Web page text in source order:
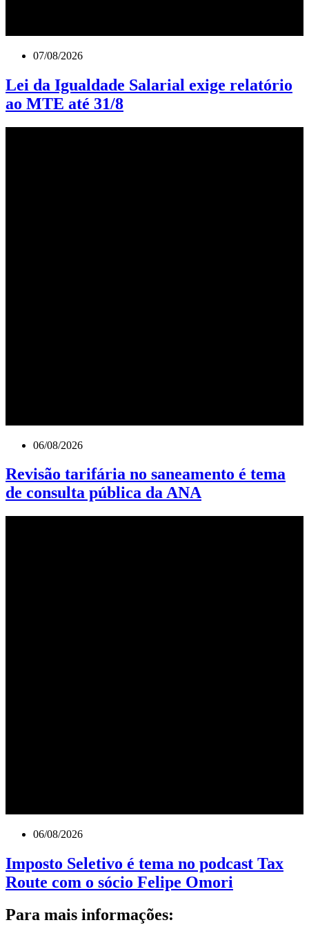
07/08/2026
Lei da Igualdade Salarial exige relatório
ao MTE até 31/8
06/08/2026
Revisão tarifária no saneamento é tema
de consulta pública da ANA
06/08/2026
Imposto Seletivo é tema no podcast Tax
Route com o sócio Felipe Omori
Para mais informações: